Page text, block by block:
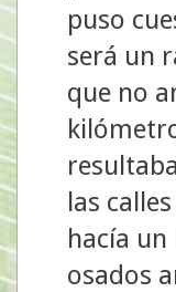
puso
será un
que no
las
hacía
osados